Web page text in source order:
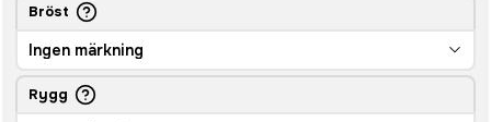
Bröst
Ingen märkning
Rygg